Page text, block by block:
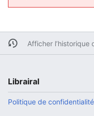
Afficher
Librairal
Politique de confidentialité